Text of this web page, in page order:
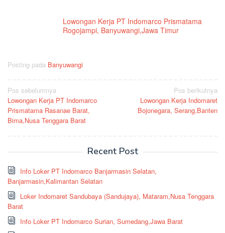
Lowongan Kerja PT Indomarco Prismatama
Rogojampi, Banyuwangi,Jawa Timur
Posting pada Banyuwangi
Navigasi
pos
Pos sebelumnya
Lowongan Kerja PT Indomarco
Prismatama Rasanae Barat,
Bima,Nusa Tenggara Barat
Pos berikutnya
Lowongan Kerja Indomaret
Bojonegara, Serang,Banten
Recent Post
Info Loker PT Indomarco Banjarmasin Selatan,
Banjarmasin,Kalimantan Selatan
Loker Indomaret Sandubaya (Sandujaya), Mataram,Nusa Tenggara
Barat
Info Loker PT Indomarco Surian, Sumedang,Jawa Barat